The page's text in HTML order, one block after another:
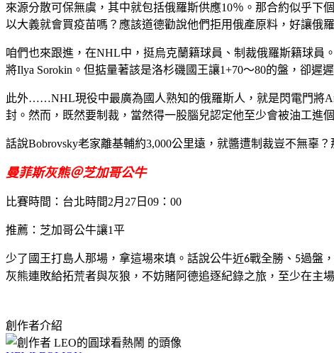
來源分散可保無虞，其中就包括俄羅斯供應10％。那合約似乎下
以大義就會買疫苗嗎？應該道德勸說他們拒用俄產原料，好讓俄
咱們也來跟進，在NHL中，挺烏克蘭籍球員、制裁俄羅斯籍球
將Ilya Sorokin 。但掂量著該是洛杉磯國王讓1+70～80的盤，卻遲
此外……NHL現役中最廣為國人熟知的俄羅斯人，就是閃電門將
封。然而，既然要制裁，當然得一股腦兒認定他至少會被油工進
話說Bobrovsky老家離基輔約3,000公里遠，就醬遭制裁豈不無辜
曼菲斯灰熊＠芝加哥公牛
比賽時間：台北時間2月 27 日 09 ： 00
推薦：芝加哥公牛讓1平
少了國王打島人那場，拿這場來填。話說公牛近6戰全勝、 5過盤
灰熊連敗給拓荒者與灰狼，不妨賭阿德追逐紀錄之旅，至少在主
創作者介紹